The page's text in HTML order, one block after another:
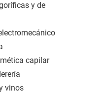
y de
capilar
vinos